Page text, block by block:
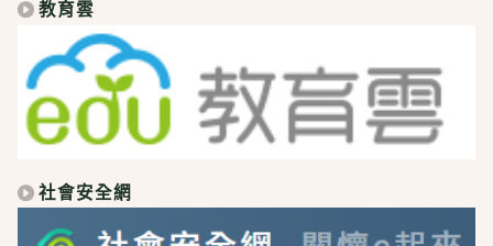
教育雲
社會安全網